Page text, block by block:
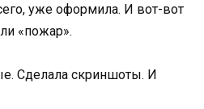
уже оформила. И вот-вот
«пожар».
Сделала скриншоты. И